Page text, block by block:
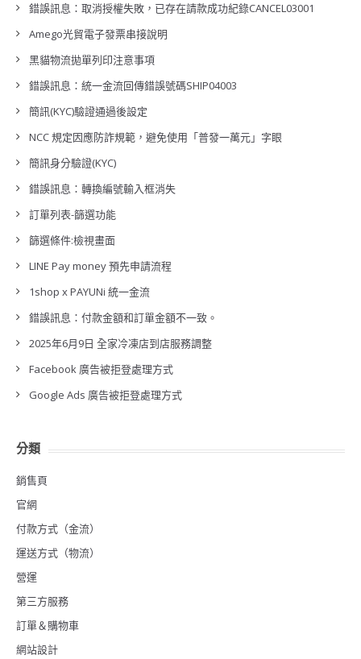
錯誤訊息：取消授權失敗，已存在請款成功紀錄CANCEL03001
Amego光貿電子發票串接說明
黑貓物流拋單列印注意事項
錯誤訊息：統一金流回傳錯誤號碼SHIP04003
簡訊(KYC)驗證通過後設定
NCC 規定因應防詐規範，避免使用「普發一萬元」字眼
簡訊身分驗證(KYC)
錯誤訊息：轉換編號輸入框消失
訂單列表-篩選功能
篩選條件:檢視畫面
LINE Pay money 預先申請流程
1shop x PAYUNi 統一金流
錯誤訊息：付款金額和訂單金額不一致。
2025年6月9日 全家冷凍店到店服務調整
Facebook 廣告被拒登處理方式
Google Ads 廣告被拒登處理方式
分類
銷售頁
官網
付款方式（金流）
運送方式（物流）
營運
第三方服務
訂單＆購物車
網站設計